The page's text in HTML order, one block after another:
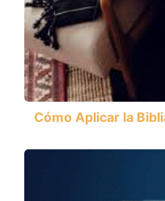
Cómo Aplicar la